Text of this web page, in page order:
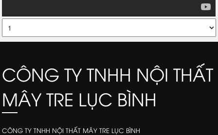
CÔNG TY TNHH NỘI THẤT
MÂY TRE LỤC BÌNH
CÔNG TY TNHH NỘI THẤT MÂY TRE LỤC BÌNH